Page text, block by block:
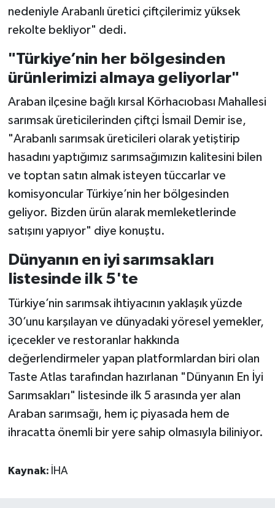
nedeniyle Arabanlı üretici çiftçilerimiz yüksek
rekolte bekliyor" dedi.
"Türkiye’nin her bölgesinden
ürünlerimizi almaya geliyorlar"
Araban ilçesine bağlı kırsal Körhacıobası Mahallesi
sarımsak üreticilerinden çiftçi İsmail Demir ise,
"Arabanlı sarımsak üreticileri olarak yetiştirip
hasadını yaptığımız sarımsağımızın kalitesini bilen
ve toptan satın almak isteyen tüccarlar ve
komisyoncular Türkiye’nin her bölgesinden
geliyor. Bizden ürün alarak memleketlerinde
satışını yapıyor" diye konuştu.
Dünyanın en iyi sarımsakları
listesinde ilk 5'te
Türkiye’nin sarımsak ihtiyacının yaklaşık yüzde
30’unu karşılayan ve dünyadaki yöresel yemekler,
içecekler ve restoranlar hakkında
değerlendirmeler yapan platformlardan biri olan
Taste Atlas tarafından hazırlanan "Dünyanın En İyi
Sarımsakları" listesinde ilk 5 arasında yer alan
Araban sarımsağı, hem iç piyasada hem de
ihracatta önemli bir yere sahip olmasıyla biliniyor.
Kaynak: İHA